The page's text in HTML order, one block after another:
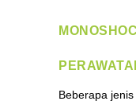
Beberapa